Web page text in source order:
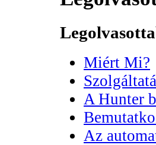
Miért Mi?
A Hunter
Az